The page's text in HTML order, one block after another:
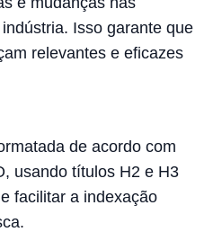
Isso garante que
relevantes e eficazes
de acordo com
usando títulos H2 e H3
facilitar a indexação